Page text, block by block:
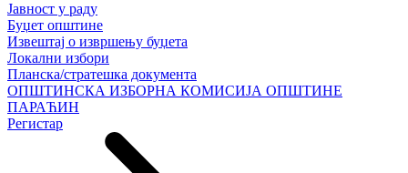
Јавност у раду
Буџет општине
Извештај о извршењу буџета
Локални избори
Планска/стратешка документа
ОПШТИНСКА ИЗБОРНА КОМИСИЈА ОПШТИНЕ
ПАРАЋИН
Регистар